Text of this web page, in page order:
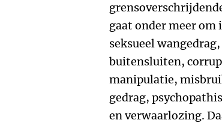
gaat onder meer
seksueel
buitensluiten,
manipulatie,
gedrag,
en verwaarlozing.